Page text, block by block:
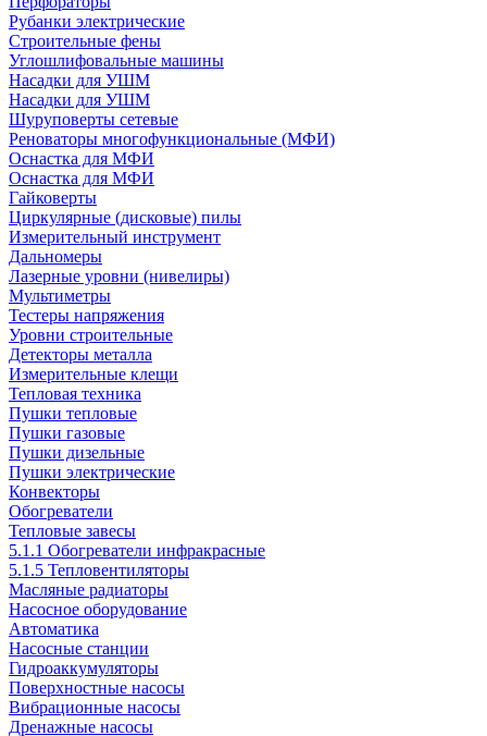
Рубанки электрические
Строительные фены
Углошлифовальные машины
Насадки для УШМ
Насадки для УШМ
Шуруповерты сетевые
Реноваторы многофункциональные (МФИ)
Оснастка для МФИ
Оснастка для МФИ
Гайковерты
Циркулярные (дисковые) пилы
Измерительный инструмент
Дальномеры
Лазерные уровни (нивелиры)
Мультиметры
Тестеры напряжения
Уровни строительные
Детекторы металла
Измерительные клещи
Тепловая техника
Пушки тепловые
Пушки газовые
Пушки дизельные
Пушки электрические
Конвекторы
Обогреватели
Тепловые завесы
5.1.1 Обогреватели инфракрасные
5.1.5 Тепловентиляторы
Масляные радиаторы
Насосное оборудование
Автоматика
Насосные станции
Гидроаккумуляторы
Поверхностные насосы
Вибрационные насосы
Дренажные насосы